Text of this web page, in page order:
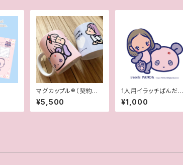
マグカップル®︎（契約書
付きペアマグカップ）
¥5,500
1人用イラッチぱんだ風
似顔絵
¥1,000